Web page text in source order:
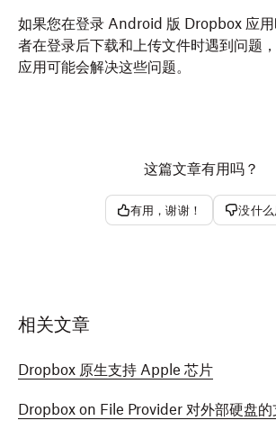
如果您在登录 Android 版 Dropbox 应
者在登录后下载和上传文件时遇到问题
应用可能会解决这些问题。
这篇文章有用吗？
有用，谢谢！ 没什么
相关文章
Dropbox 原生支持 Apple 芯片
Dropbox on File Provider 对外部硬盘的